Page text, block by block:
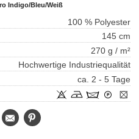
Indigo/Bleu/Weiß
100 % Polyester
145 cm
270 g / m²
Hochwertige Industriequalität
ca. 2 - 5 Tage
Twitter E-
Mail